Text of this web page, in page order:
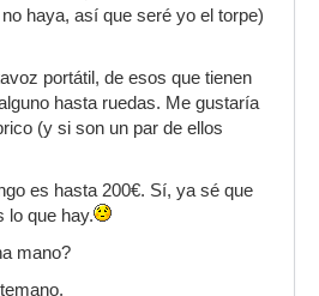
haya, así que seré yo el torpe)
portátil, de esos que tienen
hasta ruedas. Me gustaría
(y si son un par de ellos
es hasta 200€. Sí, ya sé que
lo que hay.
mano?